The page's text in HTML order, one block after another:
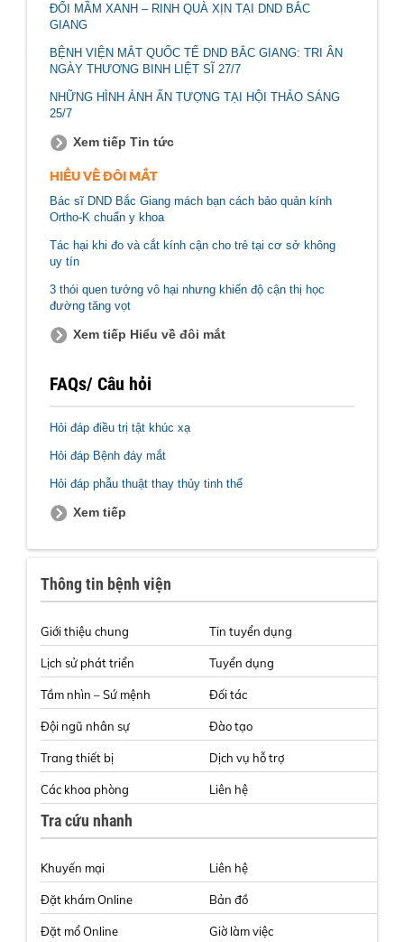
ĐỔI MẦM XANH – RINH QUÀ XỊN TẠI DND BẮC
GIANG
BỆNH VIỆN MẮT QUỐC TẾ DND BẮC GIANG: TRI ÂN
NGÀY THƯƠNG BINH LIỆT SĨ 27/7
NHỮNG HÌNH ẢNH ẤN TƯỢNG TẠI HỘI THẢO SÁNG
25/7
Xem tiếp Tin tức
HIỂU VỀ ĐÔI MẮT
Bác sĩ DND Bắc Giang mách bạn cách bảo quản kính
Ortho-K chuẩn y khoa
Tác hại khi đo và cắt kính cận cho trẻ tại cơ sở không
uy tín
3 thói quen tưởng vô hại nhưng khiến độ cận thị học
đường tăng vọt
Xem tiếp Hiểu về đôi mắt
FAQs/ Câu hỏi
Hỏi đáp điều trị tật khúc xạ
Hỏi đáp Bệnh đáy mắt
Hỏi đáp phẫu thuật thay thủy tinh thể
Xem tiếp
Thông tin bệnh viện
Giới thiệu chung
Lịch sử phát triển
Tầm nhìn – Sứ mệnh
Đội ngũ nhân sự
Trang thiết bị
Các khoa phòng
Tin tuyển dụng
Tuyển dụng
Đối tác
Đào tạo
Dịch vụ hỗ trợ
Liên hệ
Tra cứu nhanh
Khuyến mại
Đặt khám Online
Đặt mổ Online
Liên hệ
Bản đồ
Giờ làm việc